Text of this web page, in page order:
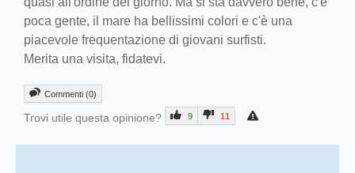
poca gente, il mare ha bellissimi colori e c'è una
piacevole frequentazione di giovani surfisti.
Merita una visita, fidatevi.
Commenti (0)
Trovi utile questa opinione? 9 11